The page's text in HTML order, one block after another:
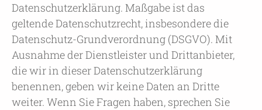
Datenschutzerklärung. Maßgabe ist das
geltende Datenschutzrecht, insbesondere die
Datenschutz-Grundverordnung (DSGVO). Mit
Ausnahme der Dienstleister und Drittanbieter,
die wir in dieser Datenschutzerklärung
benennen, geben wir keine Daten an Dritte
weiter. Wenn Sie Fragen haben, sprechen Sie